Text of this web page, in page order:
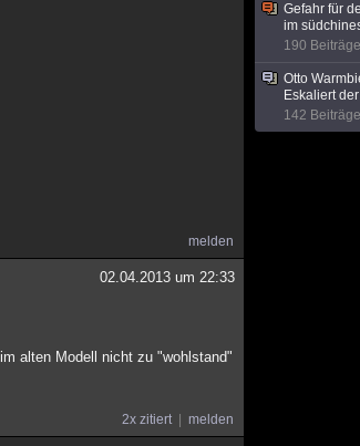
melden
02.04.2013 um 22:33
alten Modell nicht zu "wohlstand"
2x zitiert melden
Gefahr für
im
190
Otto
Eskaliert
142